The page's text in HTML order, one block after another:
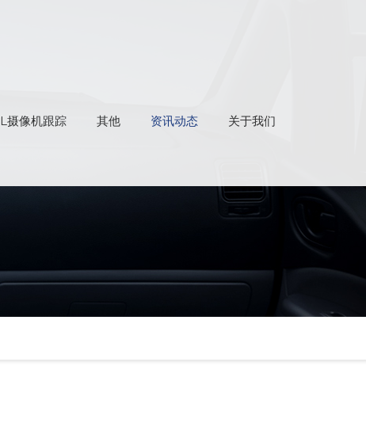
摄像机跟踪 其他 资讯动态 关于我们